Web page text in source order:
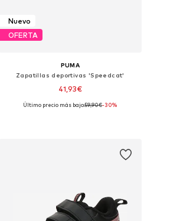
Nuevo
OFERTA
PUMA
Zapatillas deportivas 'Speedcat'
41,93€
Disponible en muchas tallas
Último precio más bajo:59,90€-30%